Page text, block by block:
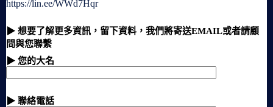
https://lin.ee/WWd7Hqr
▶ 想要了解更多資訊，留下資料，我們將寄送EMAIL或者請顧
問與您聯繫
▶ 您的大名
▶ 聯絡電話